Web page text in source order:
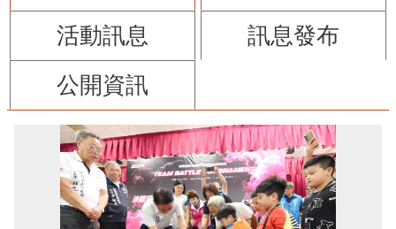
活動訊息
訊息發布
公開資訊